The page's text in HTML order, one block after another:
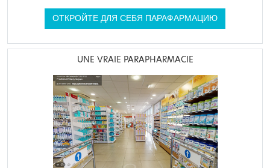
ОТКРОЙТЕ ДЛЯ СЕБЯ ПАРАФАРМАЦИЮ
UNE VRAIE PARAPHARMACIE